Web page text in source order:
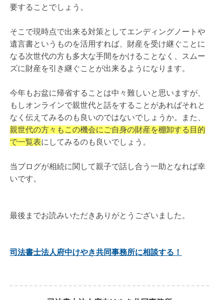
要することでしょう。
そこで現時点で出来る対策としてエンディングノートや
遺言書というものを活用すれば、財産を受け継ぐことに
なる次世代の方も多大な手間をかけることなく、スムー
ズに財産を引き継ぐことが出来るようになります。
今年もお盆に帰省することは中々難しいと思いますが、
もしオンラインで親世代と話をすることがあればそれと
なく伝えてみるのも良いのではないでしょうか。また、
親世代の方々もこの機会にご自身の財産を棚卸する目的
で一覧表にしてみるのも良いでしょう。
当ブログが相続に関して親子で話し合う一助となれば幸
いです。
最後までお読みいただきありがとうございました。
司法書士法人府中けやき共同事務所に相談する！